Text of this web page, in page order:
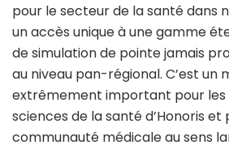
pour le secteur de la santé dans
un accès unique à une gamme
de simulation de pointe jamais
au niveau pan-régional. C’est un
extrêmement important pour les
sciences de la santé d’Honoris et
communauté médicale au sens